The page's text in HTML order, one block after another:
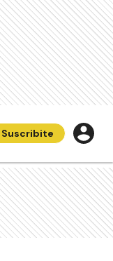
Suscribite